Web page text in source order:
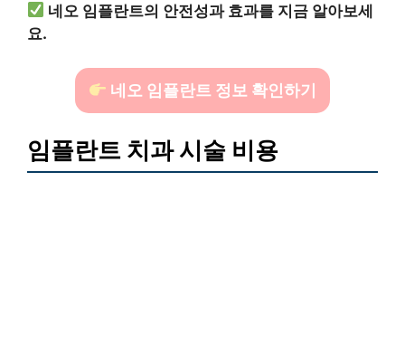
네오 임플란트의 안전성과 효과를 지금 알아보세
요.
네오 임플란트 정보 확인하기
임플란트 치과 시술 비용